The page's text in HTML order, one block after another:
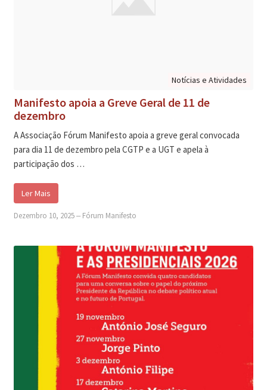
Notícias e Atividades
Manifesto apoia a Greve Geral de 11 de
dezembro
A Associação Fórum Manifesto apoia a greve geral convocada
para dia 11 de dezembro pela CGTP e a UGT e apela à
participação dos …
Ler Mais
Dezembro 10, 2025‒ Fórum Manifesto